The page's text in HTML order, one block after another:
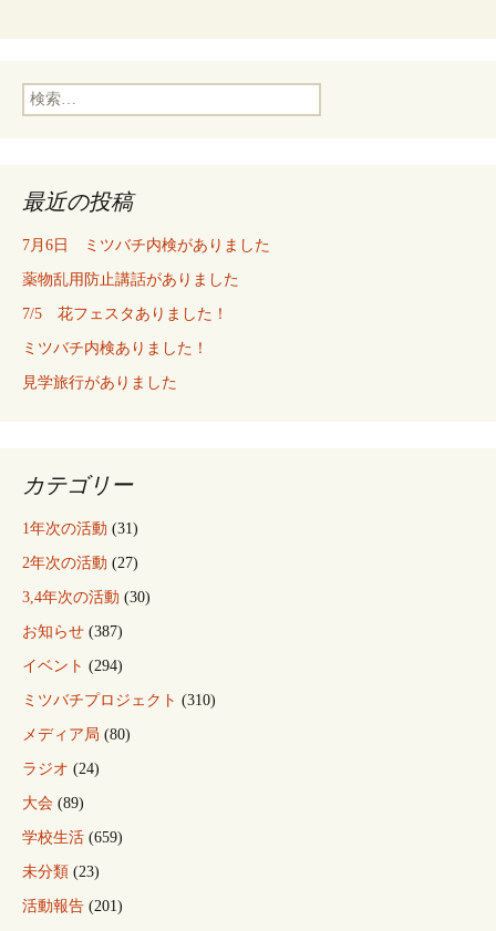
検
索:
最近の投稿
7月6日 ミツバチ内検がありました
薬物乱用防止講話がありました
7/5 花フェスタありました！
ミツバチ内検ありました！
見学旅行がありました
カテゴリー
1年次の活動 (31)
2年次の活動 (27)
3,4年次の活動 (30)
お知らせ (387)
イベント (294)
ミツバチプロジェクト (310)
メディア局 (80)
ラジオ (24)
大会 (89)
学校生活 (659)
未分類 (23)
活動報告 (201)